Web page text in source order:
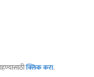
क्लिक करा.